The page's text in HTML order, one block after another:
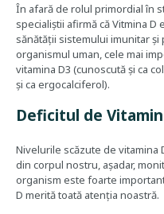
În afară de rolul primordial în
specialiștii afirmă că Vitmina
sănătății sistemului imunitar
organismul uman, cele mai
vitamina D3 (cunoscută și ca
și ca ergocalciferol).
Deficitul de
Nivelurile scăzute de vitamina
din corpul nostru, așadar,
organism este foarte
D merită toată atenția noastră.